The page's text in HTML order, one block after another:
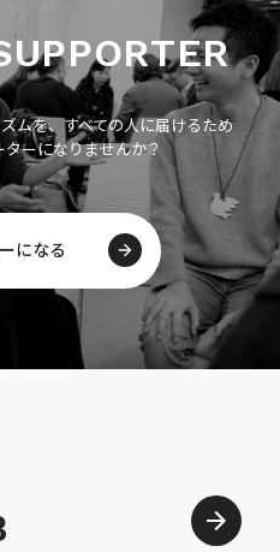
ムを、すべての人に届けるため
ーになりませんか？
になる